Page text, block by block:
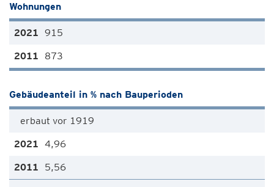
Wohnungen
915
873
Gebäudeanteil in % nach Bauperioden
erbaut vor 1919
4,96
5,56